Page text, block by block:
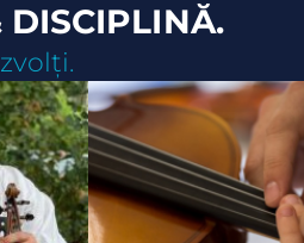
DISCIPLINĂ.